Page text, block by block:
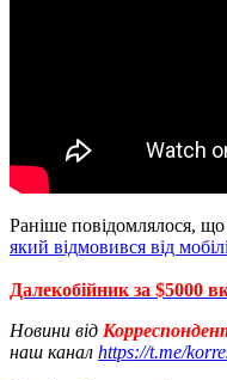
Раніше повідомлялося,
який відмовився від
Далекобійник за $5000
Новини від
наш канал https://t.me/